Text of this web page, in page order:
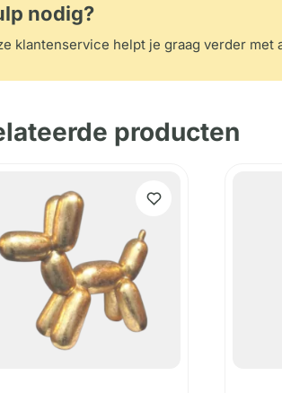
nodig?
klantenservice helpt je graag verder met
producten